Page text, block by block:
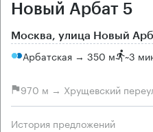
Новый Арбат 5
Москва, улица Новый
Арбатская → 350 м ~3
970 м → Хрущевский
История предложений